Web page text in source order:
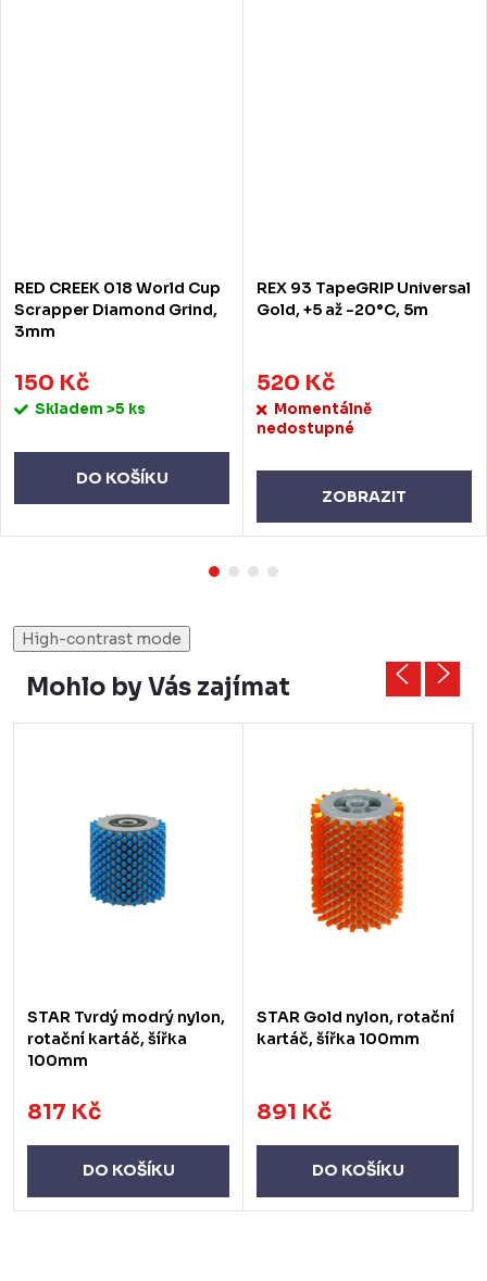
RED CREEK 018 World Cup
Scrapper Diamond Grind,
3mm
150 Kč
Skladem >5 ks
DO KOŠÍKU
REX 93 TapeGRIP Universal
Gold, +5 až -20°C, 5m
520 Kč
Momentálně
nedostupné
ZOBRAZIT
High-contrast mode
Mohlo by Vás zajímat
STAR Tvrdý modrý nylon,
rotační kartáč, šířka
100mm
817 Kč
DO KOŠÍKU
STAR Gold nylon, rotační
kartáč, šířka 100mm
891 Kč
DO KOŠÍKU